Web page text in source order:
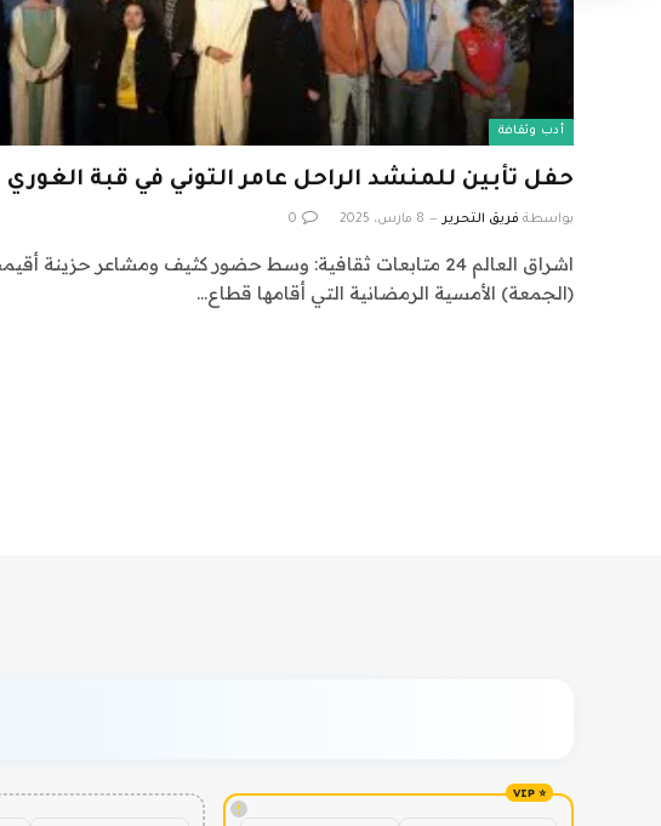
أدب وثقافة
حفل تأبين للمنشد الراحل عامر التوني في قبة الغوري
بواسطة فريق التحرير 8 مارس، 2025 0
اشراق العالم 24 متابعات ثقافية: وسط حضور كثيف ومشاعر
(الجمعة) الأمسية الرمضانية التي أقامها قطاع…
!